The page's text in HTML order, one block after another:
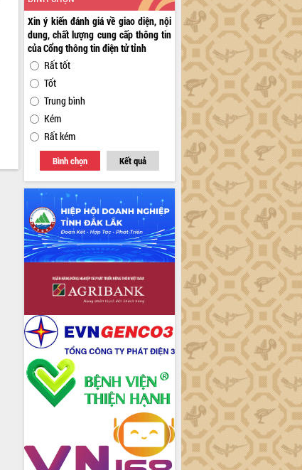
Xin ý kiến đánh giá về giao diện, nội
dung, chất lượng cung cấp thông tin
của Cổng thông tin điện tử tỉnh
Rất tốt
Tốt
Trung bình
Kém
Rất kém
Bình chọn Kết quả